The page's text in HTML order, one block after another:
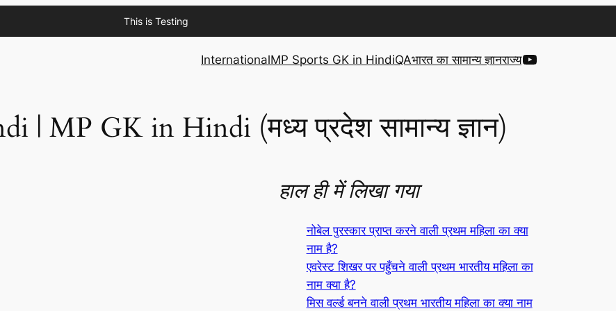
This is Testing
InternationalMP Sports GK in HindiQAभारत का सामान्य ज्ञानराज्यYouTube
MP GK in Hindi (मध्य प्रदेश सामान्य ज्ञान)
हाल ही में लिखा गया
नोबेल पुरस्कार प्राप्त करने वाली प्रथम महिला का क्या
नाम है?
एवरेस्ट शिखर पर पहुँचने वाली प्रथम भारतीय महिला का
नाम क्या है?
मिस वर्ल्ड बनने वाली प्रथम भारतीय महिला का क्या नाम